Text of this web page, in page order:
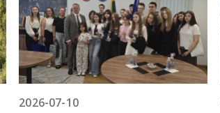
2026-07-10